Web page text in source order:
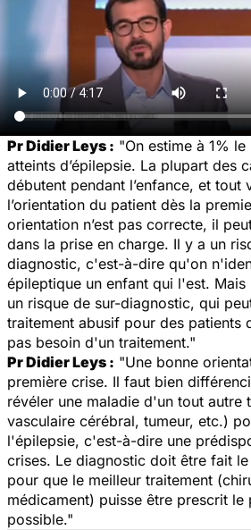
Pr Didier Leys : "On estime à 1%
atteints d’épilepsie. La plupart des
débutent pendant l’enfance, et tout
l’orientation du patient dès la
orientation n’est pas correcte, il
dans la prise en charge. Il y a un
diagnostic, c'est-à-dire qu'on
épileptique un enfant qui l'est.
un risque de sur-diagnostic, qui
traitement abusif pour des patients
pas besoin d'un traitement."
Pr Didier Leys : "Une bonne
première crise. Il faut bien
révéler une maladie d'un tout autre
vasculaire cérébral, tumeur, etc.)
l'épilepsie, c'est-à-dire une
crises. Le diagnostic doit être fait
pour que le meilleur traitement
médicament) puisse être prescrit le
possible."